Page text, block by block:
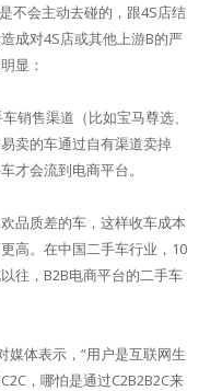
不会主动去碰的，跟4S店结
成对4S店或其他上游B的严
显：
销售渠道（比如宝马尊选、
卖的车通过自有渠道卖掉
才会流到电商平台。
品质差的车，这样收车成本
高。在中国二手车行业，10
往，B2B电商平台的二手车
媒体表示，“用户是互联网生
，哪怕是通过C2B2B2C来